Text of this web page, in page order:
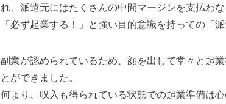
れ、派遣元にはたくさんの中間マージンを支払わ
「必ず起業する！」と強い目的意識を持っての「
副業が認められているため、顔を出して堂々と起
とができました。
何より、収入も得られている状態での起業準備は